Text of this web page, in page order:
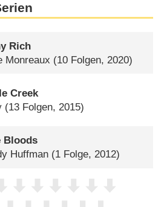
Rich
Monreaux (10 Folgen, 2020)
Creek
(13 Folgen, 2015)
Bloods
Huffman (1 Folge, 2012)